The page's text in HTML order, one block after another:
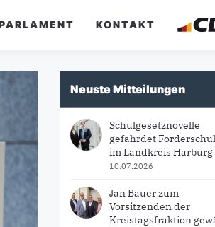
KONTAKT
Neuste Mitteilungen
Schulgesetznovelle
gefährdet
im Landkreis Harburg
10.07.2026
Jan Bauer zum
Vorsitzenden der
Kreistagsfraktion